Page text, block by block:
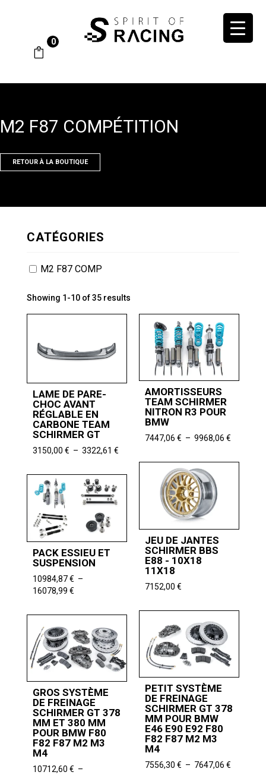
0
M2 F87 COMPÉTITION
RETOUR À LA BOUTIQUE
CATÉGORIES
M2 F87 COMP
Showing 1-10 of 35 results
LAME DE PARE-
CHOC AVANT
RÉGLABLE EN
CARBONE TEAM
SCHIRMER GT
3150,00 € – 3322,61 €Plage
prix :
AMORTISSEURS
TEAM SCHIRMER
NITRON R3 POUR
BMW
7447,06 € – 9968,06 €Plage
prix :
JEU DE JANTES
SCHIRMER BBS
E88 - 10X18
11X18
7152,00 €
PACK ESSIEU ET
SUSPENSION
10984,87€ –
16078,99 €Plage
prix :
10984,87 €
à
16078,99 €
PETIT SYSTÈME
DE FREINAGE
SCHIRMER GT 378
MM POUR BMW
E46 E90 E92 F80
F82 F87 M2 M3
M4
7556,30 € – 7647,06 €Plage
GROS SYSTÈME
DE FREINAGE
SCHIRMER GT 378
MM ET 380 MM
POUR BMW F80
F82 F87 M2 M3
M4
10712,60 € –